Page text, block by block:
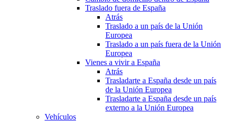
Traslado fuera de España
Atrás
Traslado a un país de la Unión
Europea
Traslado a un país fuera de la Unión
Europea
Vienes a vivir a España
Atrás
Trasladarte a España desde un país
de la Unión Europea
Trasladarte a España desde un país
externo a la Unión Europea
Vehículos